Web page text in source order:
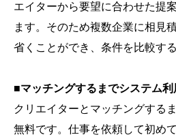
エイターから要望に合わせた提
ます。そのため複数企業に相見
省くことができ、条件を比較す
■マッチングするまでシステム
クリエイターとマッチングする
無料です。仕事を依頼して初め